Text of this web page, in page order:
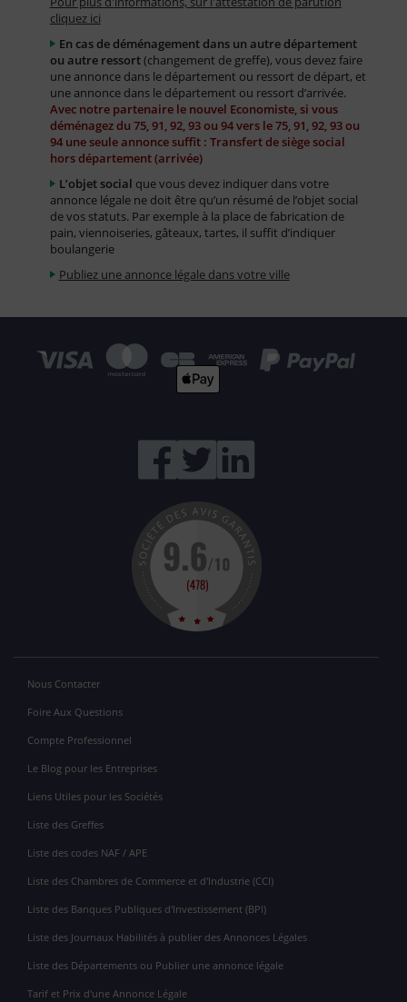
cliquez ici
En cas de déménagement dans un autre département
ou autre ressort(changement de greffe), vous devez faire
une annonce dans le département ou ressort de départ, et
une annonce dans le département ou ressort d’arrivée.
Avec notre partenaire le nouvel Economiste, si vous
déménagez du 75, 91, 92, 93 ou 94 vers le 75, 91, 92, 93 ou
94 une seule annonce suffit : Transfert de siège social
hors département (arrivée)
L’objet social que vous devez indiquer dans votre
annonce légale ne doit être qu’un résumé de l’objet social
de vos statuts. Par exemple à la place de fabrication de
pain, viennoiseries, gâteaux, tartes, il suffit d’indiquer
boulangerie
Publiez une annonce légale dans votre ville
Nous Contacter
Foire Aux Questions
Compte Professionnel
Le Blog pour les Entreprises
Liens Utiles pour les Sociétés
Liste des Greffes
Liste des codes NAF / APE
Liste des Chambres de Commerce et d'Industrie (CCI)
Liste des Banques Publiques d'Investissement (BPI)
Liste des Journaux Habilités à publier des Annonces Légales
Liste des Départements ou Publier une annonce légale
Tarif et Prix d'une Annonce Légale